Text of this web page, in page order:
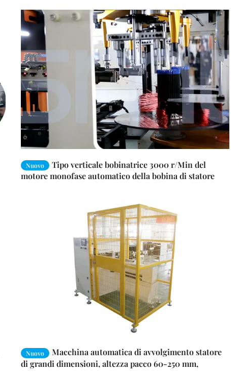
Nuovo
Tipo verticale bobinatrice 3000 r/Min del
motore monofase automatico della bobina di statore
Nuovo
Macchina automatica di avvolgimento statore
di grandi dimensioni, altezza pacco 60-250 mm,